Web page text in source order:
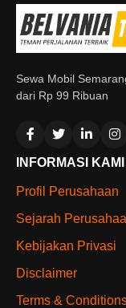
Sewa Mobil
dari Rp 99 Ribuan
INFORMASI KAMI
Profil Perusahaan
Sejarah
Kebijakan Privasi
Disclaimer
Terms &